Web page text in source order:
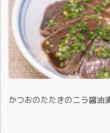
かつおのたたきのニラ醤油